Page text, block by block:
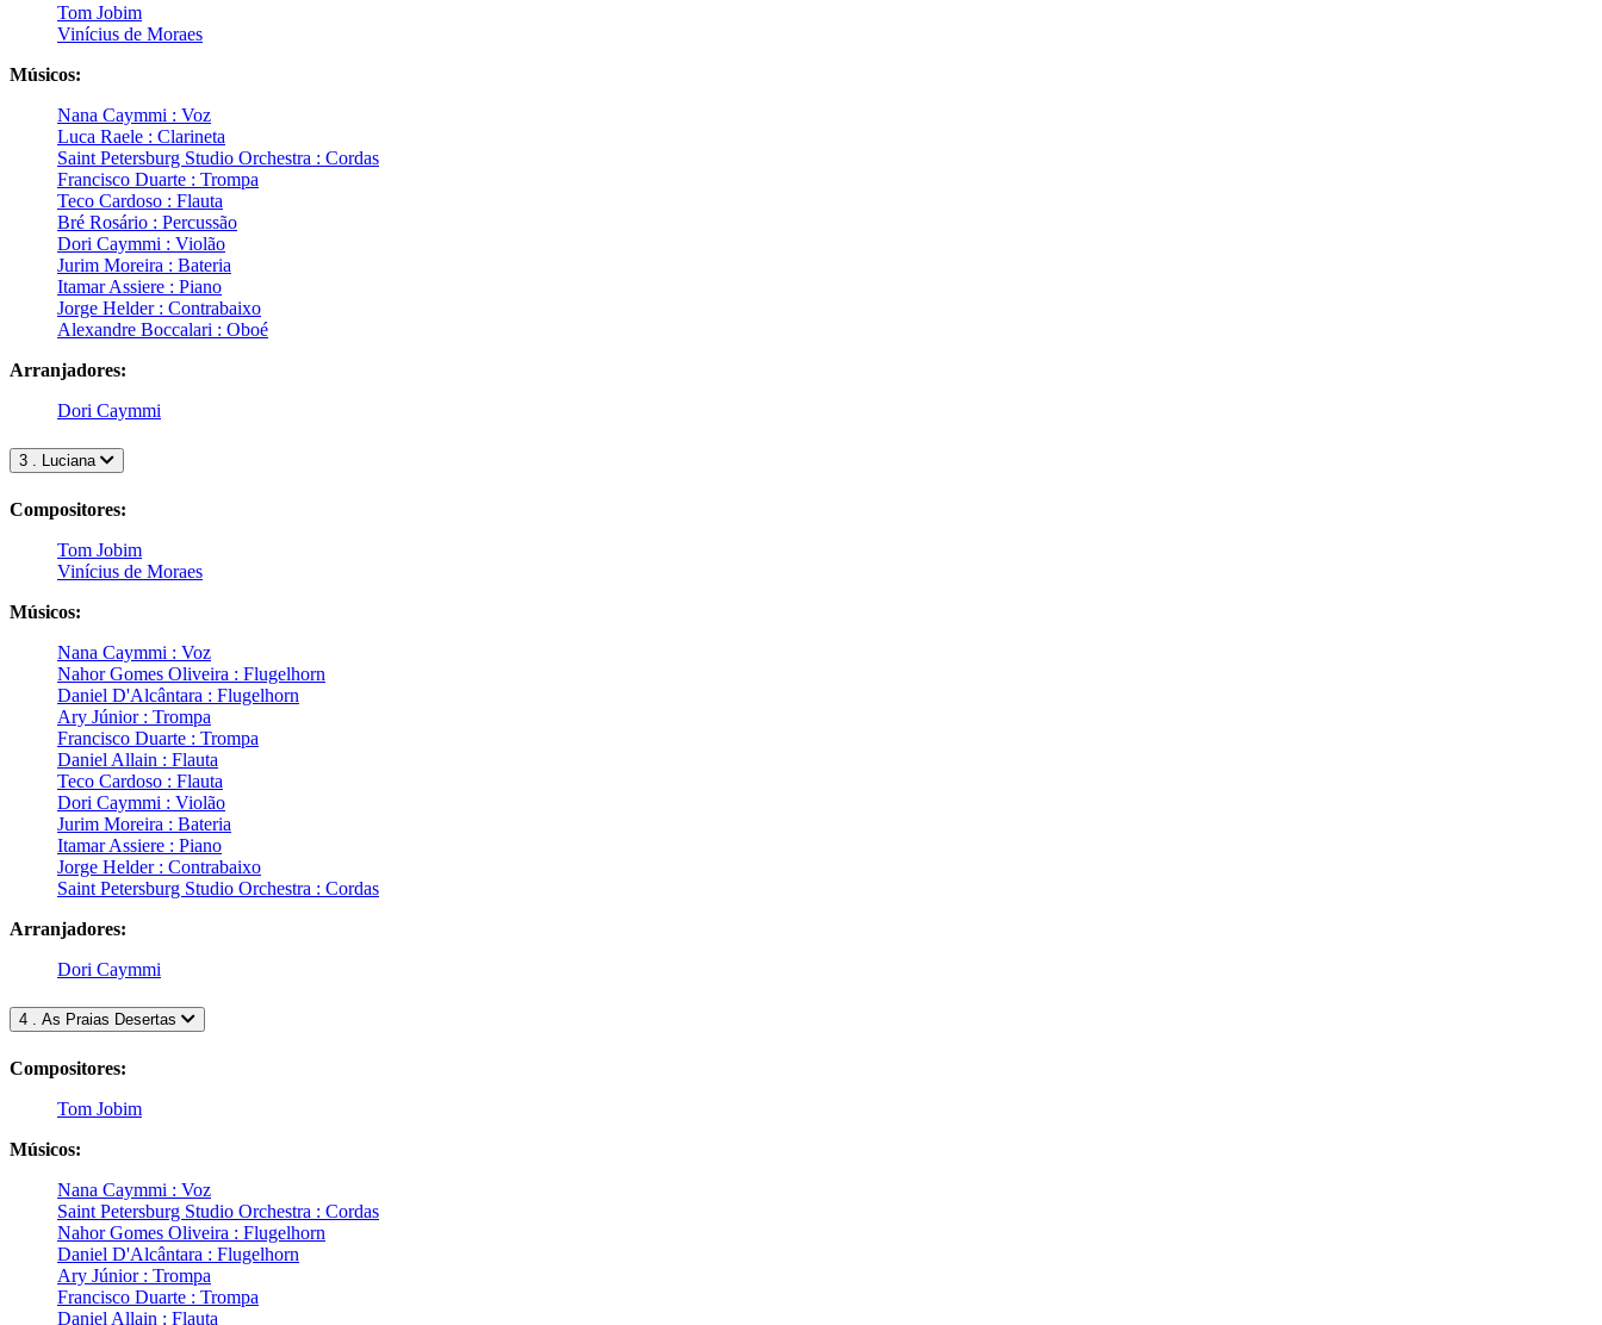
Tom Jobim
Vinícius de Moraes
Músicos:
Nana Caymmi : Voz
Luca Raele : Clarineta
Saint Petersburg Studio Orchestra : Cordas
Francisco Duarte : Trompa
Teco Cardoso : Flauta
Bré Rosário : Percussão
Dori Caymmi : Violão
Jurim Moreira : Bateria
Itamar Assiere : Piano
Jorge Helder : Contrabaixo
Alexandre Boccalari : Oboé
Arranjadores:
Dori Caymmi
3 . Luciana
Compositores:
Tom Jobim
Vinícius de Moraes
Músicos:
Nana Caymmi : Voz
Nahor Gomes Oliveira : Flugelhorn
Daniel D'Alcântara : Flugelhorn
Ary Júnior : Trompa
Francisco Duarte : Trompa
Daniel Allain : Flauta
Teco Cardoso : Flauta
Dori Caymmi : Violão
Jurim Moreira : Bateria
Itamar Assiere : Piano
Jorge Helder : Contrabaixo
Saint Petersburg Studio Orchestra : Cordas
Arranjadores:
Dori Caymmi
4 . As Praias Desertas
Compositores:
Tom Jobim
Músicos:
Nana Caymmi : Voz
Saint Petersburg Studio Orchestra : Cordas
Nahor Gomes Oliveira : Flugelhorn
Daniel D'Alcântara : Flugelhorn
Ary Júnior : Trompa
Francisco Duarte : Trompa
Daniel Allain : Flauta